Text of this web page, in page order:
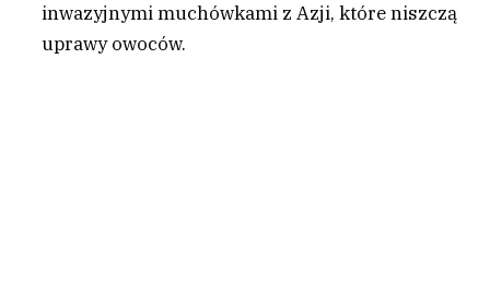
inwazyjnymi muchówkami z Azji, które niszczą
uprawy owoców.